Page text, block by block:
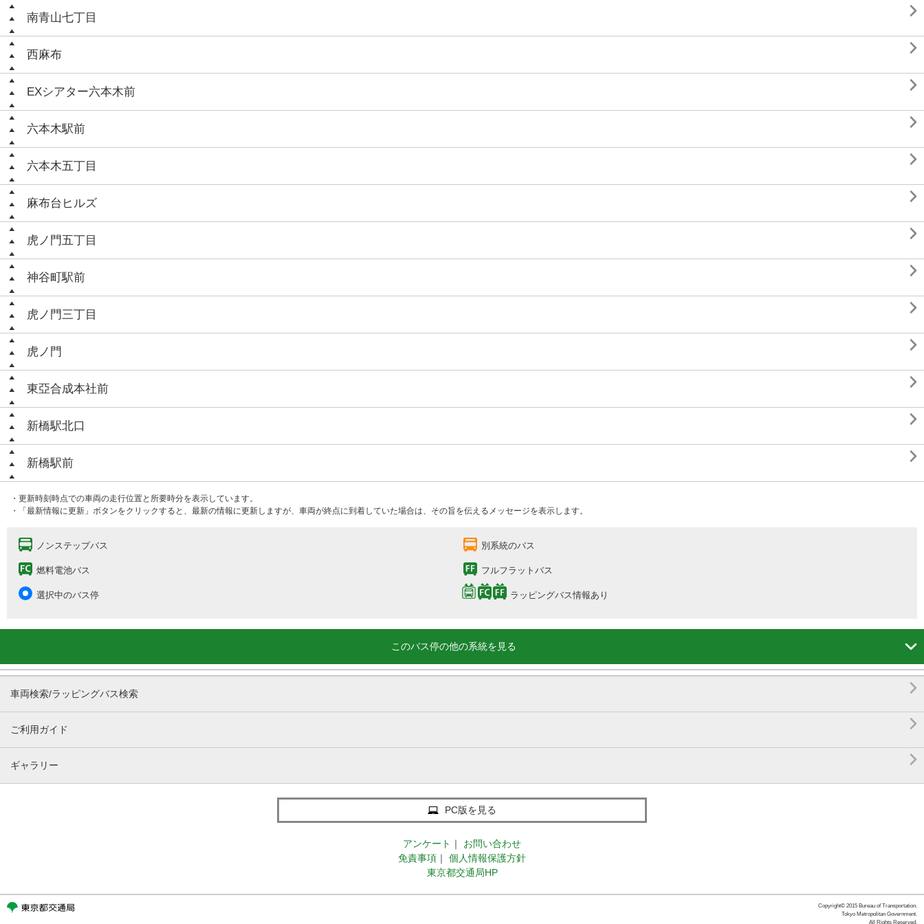
南青山七丁目 
西麻布 
EXシアター六本木前 
六本木駅前 
六本木五丁目 
麻布台ヒルズ 
虎ノ門五丁目 
神谷町駅前 
虎ノ門三丁目 
虎ノ門 
東亞合成本社前 
新橋駅北口 
新橋駅前 
・更新時刻時点での車両の走行位置と所要時分を表示しています。
・「最新情報に更新」ボタンをクリックすると、最新の情報に更新しますが、車両が終点に到着していた場合は、その旨を伝えるメッセージを表示します。
ノンステップバス 別系統のバス
燃料電池バス フルフラットバス
選択中のバス停 ラッピングバス情報あり
このバス停の他の系統を見る 
車両検索/ラッピングバス検索 
ご利用ガイド 
ギャラリー 
PC版を見る
アンケート ｜
お問い合わせ
免責事項 ｜
個人情報保護方針
東京都交通局HP
Copyright© 2015 Bureau of Transportation.
Tokyo Metropolitan Government.
All Rights Reserved.